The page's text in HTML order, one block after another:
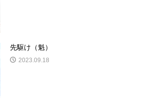
先駆け（魁）
2023.09.18